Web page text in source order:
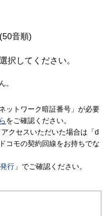
音順)
択してください。
。
ットワーク暗証番号」が必要
をご確認ください。
クセスいただいた場合は「d
コモの契約回線をお持ちでな
行 」でご確認ください。